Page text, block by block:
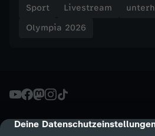
cmp-dialog-description
Deine
s
h
c
k
Sport Livestream
Olympia 2026